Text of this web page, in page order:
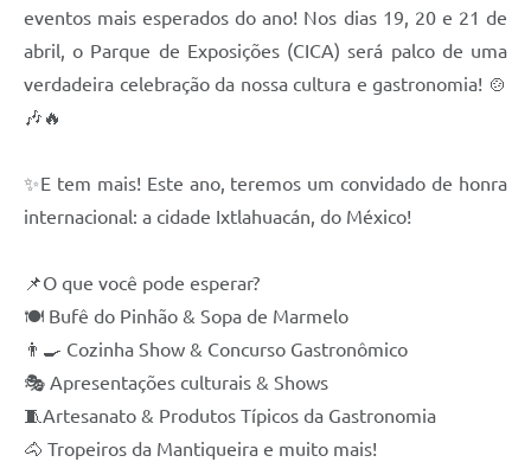
eventos mais esperados do ano! Nos dias 19, 20 e 21 de
abril, o Parque de Exposições (CICA) será palco de uma
verdadeira celebração da nossa cultura e gastronomia! 🍲
🎶🔥
✨E tem mais! Este ano, teremos um convidado de honra
internacional: a cidade Ixtlahuacán, do México!
📌O que você pode esperar?
🍽 Bufê do Pinhão & Sopa de Marmelo
👨‍🍳 Cozinha Show & Concurso Gastronômico
🎭 Apresentações culturais & Shows
🧵Artesanato & Produtos Típicos da Gastronomia
🐴 Tropeiros da Mantiqueira e muito mais!